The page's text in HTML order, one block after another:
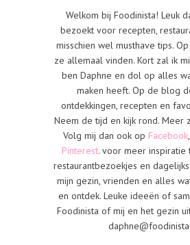
Welkom bij Foodinista! Leuk
bezoekt voor recepten,
misschien wel musthave tips.
ze allemaal vinden. Kort zal ik
ben Daphne en dol op alles
maken heeft. Op de blog
ontdekkingen, recepten en
Neem de tijd en kijk rond. Meer
Volg mij dan ook op Facebook,
Pinterest. voor meer inspiratie
restaurantbezoekjes en
mijn gezin, vrienden en alles
en ontdek. Leuke ideeën of
Foodinista of mij en het gezin